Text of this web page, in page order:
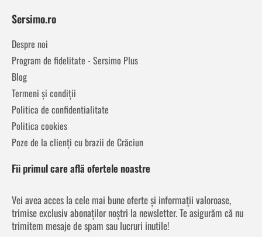
Sersimo.ro
Despre noi
Program de fidelitate - Sersimo Plus
Blog
Termeni și condiții
Politica de confidentialitate
Politica cookies
Poze de la clienți cu brazii de Crăciun
Fii primul care află ofertele noastre
Vei avea acces la cele mai bune oferte și informații valoroase,
trimise exclusiv abonaților noștri la newsletter. Te asigurăm că nu
trimitem mesaje de spam sau lucruri inutile!